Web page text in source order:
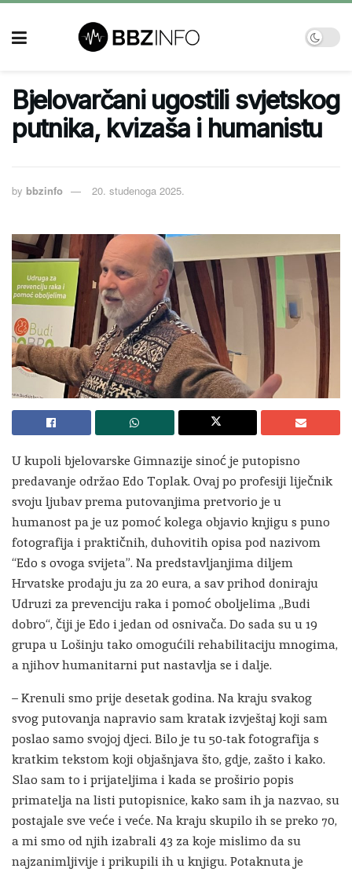
Bjelovarčani ugostili svjetskog
putnika, kvizaša i humanistu
by bbzinfo 20. studenoga 2025.
U kupoli bjelovarske Gimnazije sinoć je putopisno
predavanje održao Edo Toplak. Ovaj po profesiji liječnik
svoju ljubav prema putovanjima pretvorio je u
humanost pa je uz pomoć kolega objavio knjigu s puno
fotografija i praktičnih, duhovitih opisa pod nazivom
“Edo s ovoga svijeta”. Na predstavljanjima diljem
Hrvatske prodaju ju za 20 eura, a sav prihod doniraju
Udruzi za prevenciju raka i pomoć oboljelima „Budi
dobro“, čiji je Edo i jedan od osnivača. Do sada su u 19
grupa u Lošinju tako omogućili rehabilitaciju mnogima,
a njihov humanitarni put nastavlja se i dalje.
– Krenuli smo prije desetak godina. Na kraju svakog
svog putovanja napravio sam kratak izvještaj koji sam
poslao samo svojoj djeci. Bilo je tu 50-tak fotografija s
kratkim tekstom koji objašnjava što, gdje, zašto i kako.
Slao sam to i prijateljima i kada se proširio popis
primatelja na listi putopisnice, kako sam ih ja nazvao, su
postajale sve veće i veće. Na kraju skupilo ih se preko 70,
a mi smo od njih izabrali 43 za koje mislimo da su
najzanimljivije i prikupili ih u knjigu. Potaknuta je